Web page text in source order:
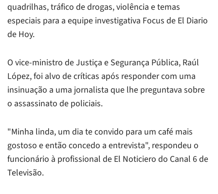
quadrilhas, tráfico de drogas, violência e temas
especiais para a equipe investigativa Focus de El Diario
de Hoy.
O vice-ministro de Justiça e Segurança Pública, Raúl
López, foi alvo de críticas após responder com uma
insinuação a uma jornalista que lhe preguntava sobre
o assassinato de policiais.
"Minha linda, um dia te convido para um café mais
gostoso e então concedo a entrevista", respondeu o
funcionário à profissional de El Noticiero do Canal 6 de
Televisão.